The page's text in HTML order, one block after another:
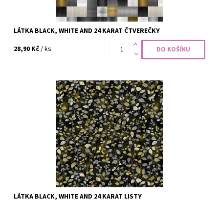
LÁTKA BLACK, WHITE AND 24 KARAT ČTVEREČKY
28,90 Kč/ ks
100% bavlna, šíře 110 cm
Skladem
CODE-2454
Henry Glass Fabrics
LÁTKA BLACK, WHITE AND 24 KARAT LISTY